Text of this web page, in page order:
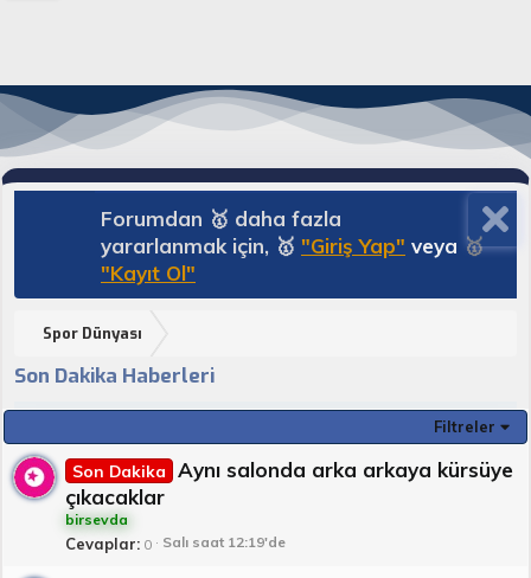
Forumdan 🥇 daha fazla
yararlanmak için, 🥇 "Giriş Yap" veya 🥇
"Kayıt Ol"
Spor Dünyası
Son Dakika Haberleri
Filtreler
Son Dakika
Aynı salonda arka arkaya kürsüye
çıkacaklar
birsevda
Cevaplar 0 Salı saat 12:19'de